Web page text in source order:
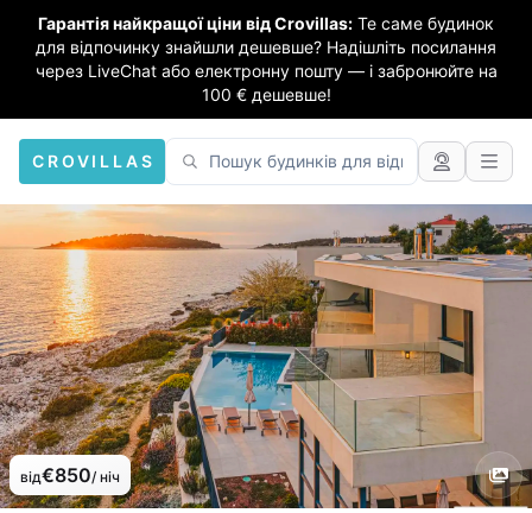
Гарантія найкращої ціни від Crovillas: Те саме будинок
для відпочинку знайшли дешевше? Надішліть посилання
через LiveChat або електронну пошту — і забронюйте на
100 € дешевше!
CROVILLAS
від€850/ ніч